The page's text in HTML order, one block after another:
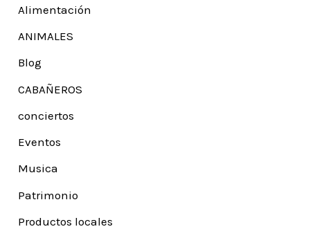
Alimentación
ANIMALES
Blog
CABAÑEROS
conciertos
Eventos
Musica
Patrimonio
Productos locales